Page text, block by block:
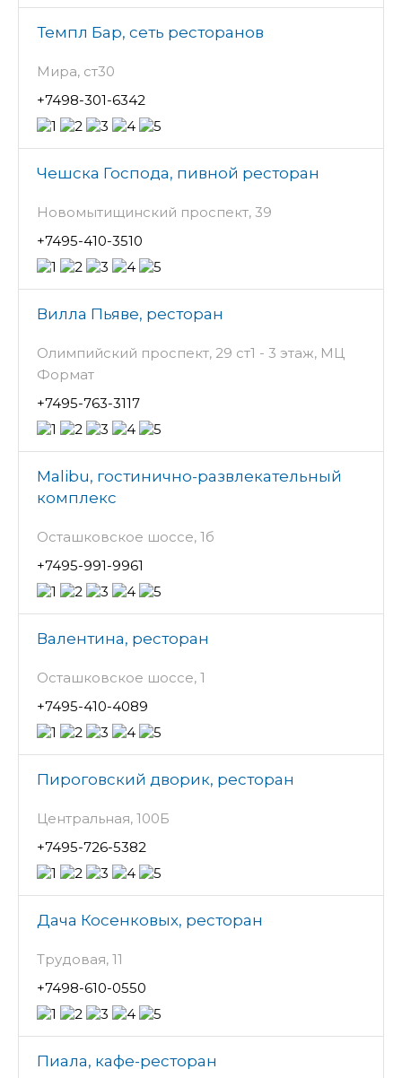
Темпл Бар, сеть ресторанов
Мира, ст30
+7498-301-6342
Чешска Господа, пивной ресторан
Новомытищинский проспект, 39
+7495-410-3510
Вилла Пьяве, ресторан
Олимпийский проспект, 29 ст1 - 3 этаж, МЦ
Формат
+7495-763-3117
Malibu, гостинично-развлекательный
комплекс
Осташковское шоссе, 1б
+7495-991-9961
Валентина, ресторан
Осташковское шоссе, 1
+7495-410-4089
Пироговский дворик, ресторан
Центральная, 100Б
+7495-726-5382
Дача Косенковых, ресторан
Трудовая, 11
+7498-610-0550
Пиала, кафе-ресторан